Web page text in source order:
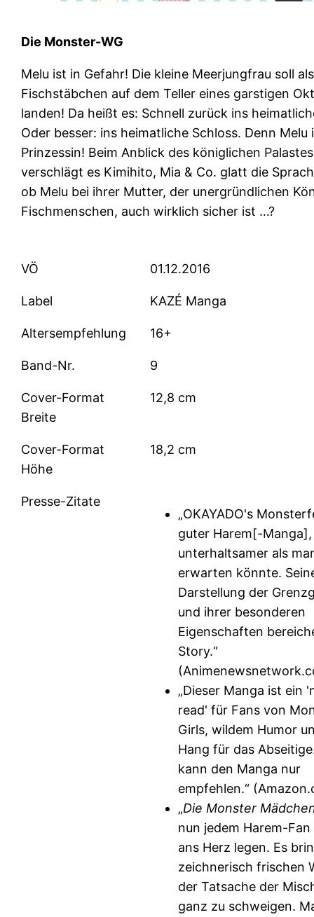
Die Monster-WG
Melu ist in Gefahr! Die kleine Meerjungfrau soll als
Fischstäbchen auf dem Teller eines garstigen
landen! Da heißt es: Schnell zurück ins
Oder besser: ins heimatliche Schloss. Denn Melu
Prinzessin! Beim Anblick des königlichen Palastes
verschlägt es Kimihito, Mia & Co. glatt die
ob Melu bei ihrer Mutter, der unergründlichen
Fischmenschen, auch wirklich sicher ist …?
VÖ 01.12.2016
Label KAZÉ Manga
Altersempfehlung 16+
Band-Nr. 9
Cover-Format
Breite
12,8 cm
Cover-Format
Höhe
18,2 cm
Presse-Zitate
„OKAYADO's
guter Harem[-
unterhaltsamer als
erwarten könnte.
Darstellung der
und ihrer besonderen
Eigenschaften
Story.“
„Dieser Manga ist ein
read' für Fans von
Girls, wildem Humor
Hang für das
kann den Manga nur
empfehlen.“
„Die Monster
nun jedem Harem-
ans Herz legen. Es
zeichnerisch frischen
der Tatsache der
ganz zu schweigen.